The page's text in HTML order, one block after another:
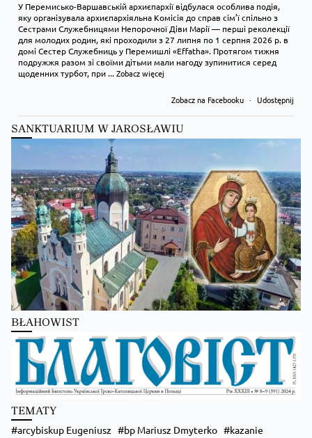
У Перемисько-Варшавській архиєпархії відбулася особлива подія,
яку організувала архиєпархіяльна Комісія до справ сім’ї спільно з
Сестрами Служебницями Непорочної Діви Марії — перші реколекції
для молодих родин, які проходили з 27 липня по 1 серпня 2026 р. в
домі Сестер Служебниць у Перемишлі «Effatha». Протягом тижня
подружжя разом зі своїми дітьми мали нагоду зупинитися серед
щоденних турбот, при...Zobacz więcej
Zobacz na Facebooku · Udostępnij
Kościół Greckokatolicki
Преображення Господнє в Лодзі
Zobacz na Facebooku · Udostępnij
SANKTUARIUM W JAROSŁAWIU
BŁAHOWIST
TEMATY
arcybiskup Eugeniusz bp Mariusz Dmyterko
kazanie